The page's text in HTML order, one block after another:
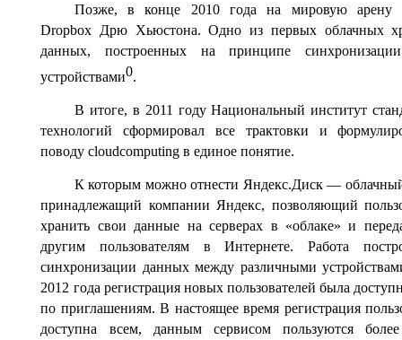
Позже, в конце 2010 года на мировую арену
Dropbox Дрю Хьюстона. Одно из первых облачных
данных, построенных на принципе
устройствами0.
В итоге, в 2011 году Национальный институт
технологий сформировал все трактовки и
поводу cloudcomputing в единое понятие.
К которым можно отнести Яндекс.Диск —
принадлежащий компании Яндекс, позволяющий
хранить свои данные на серверах в «облаке» и
другим пользователям в Интернете. Работа
синхронизации данных между различными
2012 года регистрация новых пользователей была
по приглашениям. В настоящее время регистрация
доступна всем, данным сервисом пользуются